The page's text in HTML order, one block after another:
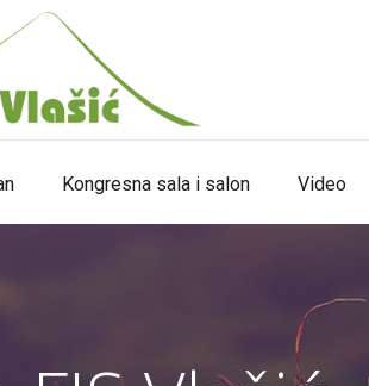
Kongresna sala i salon Video